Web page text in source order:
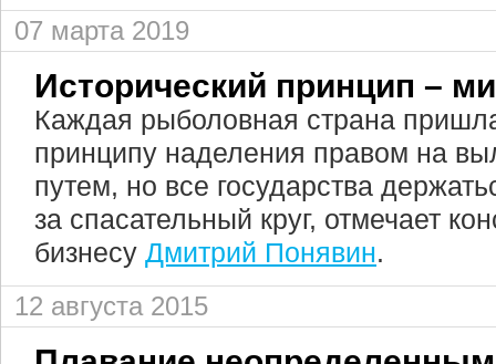
07 марта 2019
Исторический принцип –
Каждая рыболовная страна
принципу наделения правом на
путем, но все государства
за спасательный круг, отмечает
бизнесу Дмитрий Понявин.
12 августа 2015